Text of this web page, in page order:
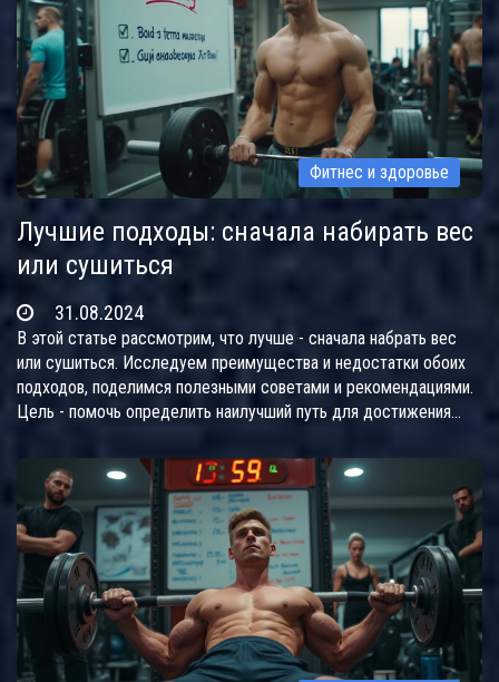
Фитнес и здоровье
Лучшие подходы: сначала набирать вес
или сушиться
31.08.2024
В этой статье рассмотрим, что лучше - сначала набрать вес
или сушиться. Исследуем преимущества и недостатки обоих
подходов, поделимся полезными советами и рекомендациями.
Цель - помочь определить наилучший путь для достижения